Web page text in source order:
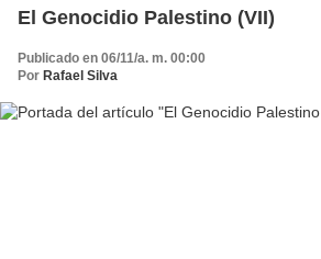
El Genocidio Palestino (VII)
Publicado en 06/11/a. m. 00:00
Por Rafael Silva